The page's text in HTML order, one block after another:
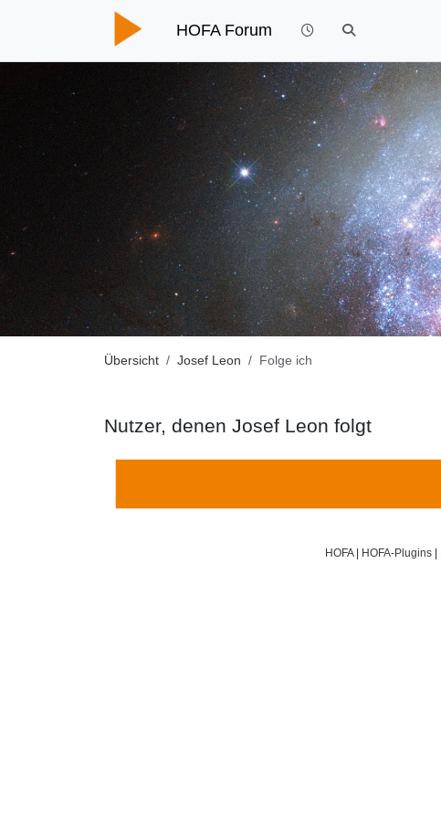
HOFA Forum
Übersicht Josef Leon Folge ich
Nutzer, denen Josef Leon folgt
HOFA| HOFA-Plugins|